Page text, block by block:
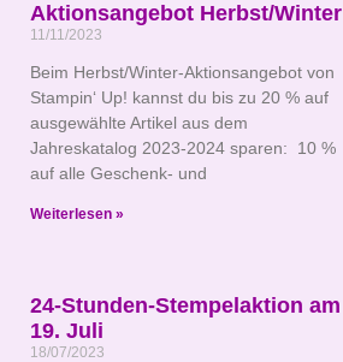
Aktionsangebot Herbst/Winter
11/11/2023
Beim Herbst/Winter-Aktionsangebot von
Stampin‘ Up! kannst du bis zu 20 % auf
ausgewählte Artikel aus dem
Jahreskatalog 2023-2024 sparen: 10 %
auf alle Geschenk- und
Weiterlesen »
24-Stunden-Stempelaktion am
19. Juli
18/07/2023